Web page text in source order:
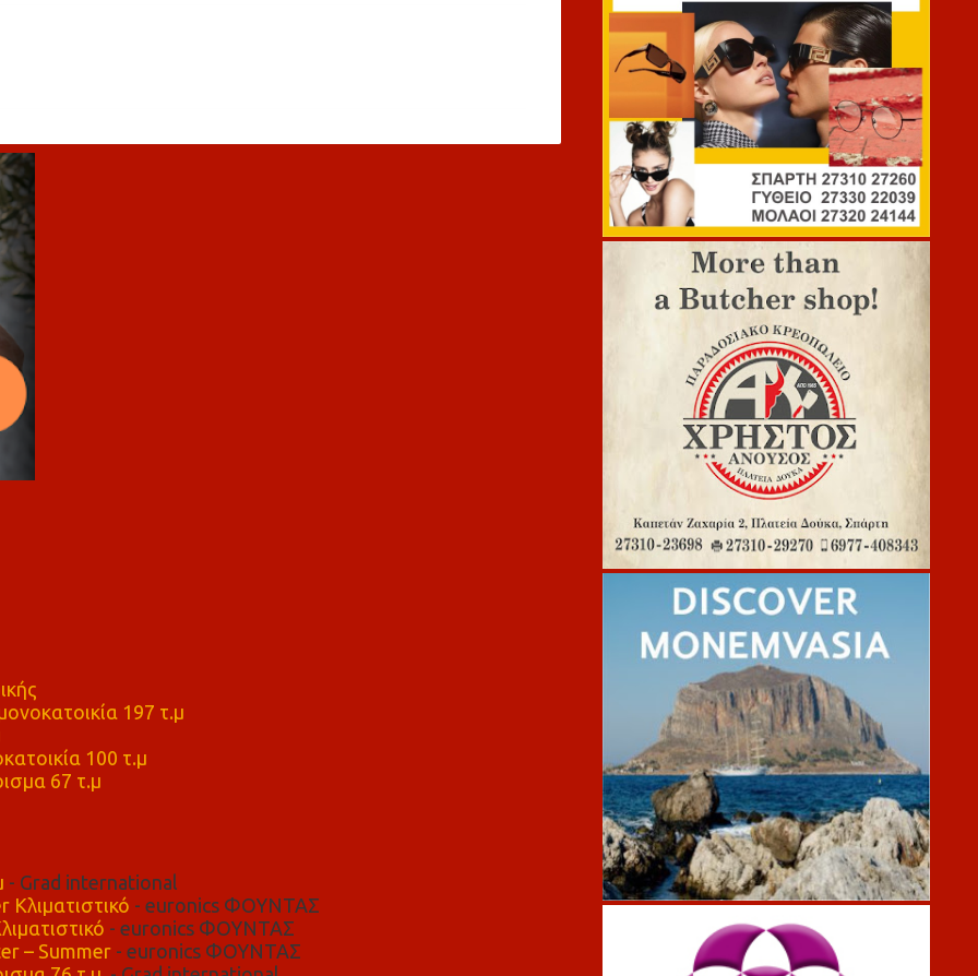
197 τ.μ
100 τ.μ
67 τ.μ
- Grad international
- euronics ΦΟΥΝΤΑΣ
- euronics ΦΟΥΝΤΑΣ
– Summer- euronics ΦΟΥΝΤΑΣ